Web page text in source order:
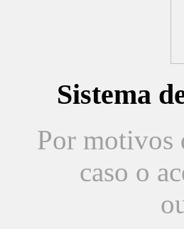
Sistema
Por motivos
caso o